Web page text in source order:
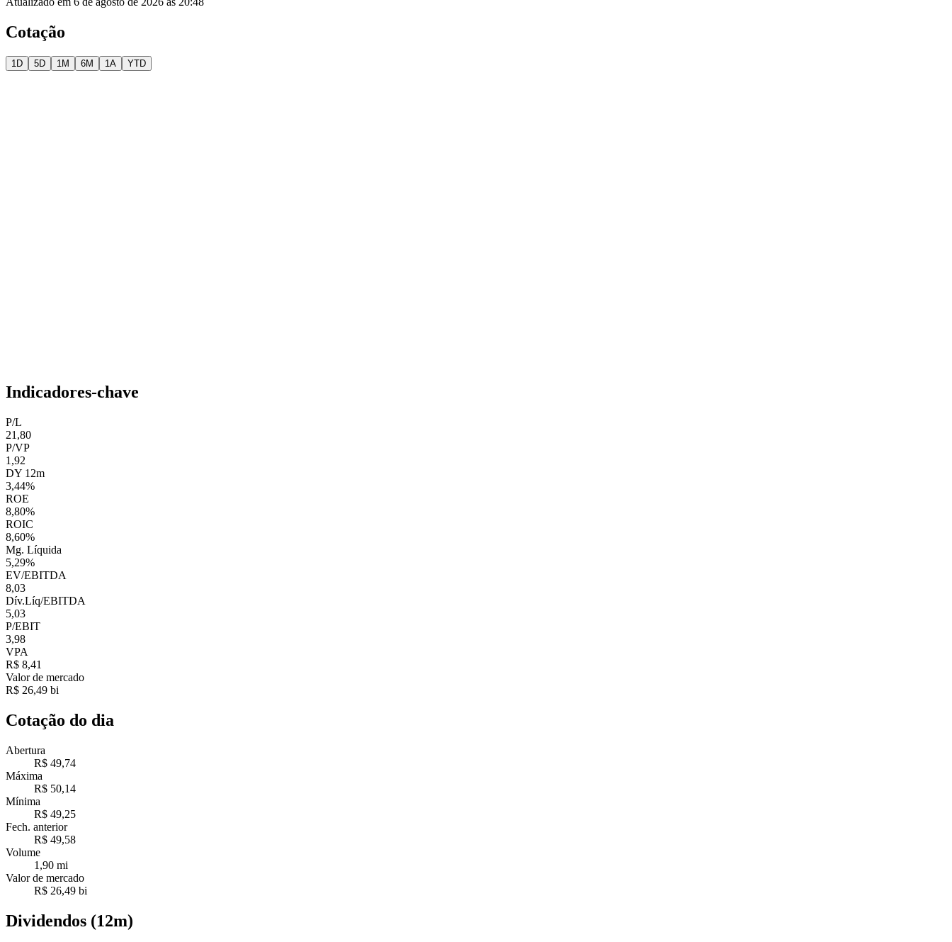
Cotação
1D 5D 1M 6M 1A YTD
Indicadores-chave
P/L
21,80
P/VP
1,92
DY 12m
3,44%
ROE
8,80%
ROIC
8,60%
Mg. Líquida
5,29%
EV/EBITDA
8,03
Dív.Líq/EBITDA
5,03
P/EBIT
3,98
VPA
R$ 8,41
Valor de mercado
R$ 26,49 bi
Cotação do dia
Abertura
R$ 49,74
Máxima
R$ 50,14
Mínima
R$ 49,25
Fech. anterior
R$ 49,58
Volume
1,90 mi
Valor de mercado
R$ 26,49 bi
Dividendos (12m)